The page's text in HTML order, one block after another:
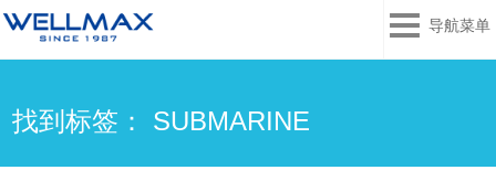
导航菜单
找到标签： SUBMARINE